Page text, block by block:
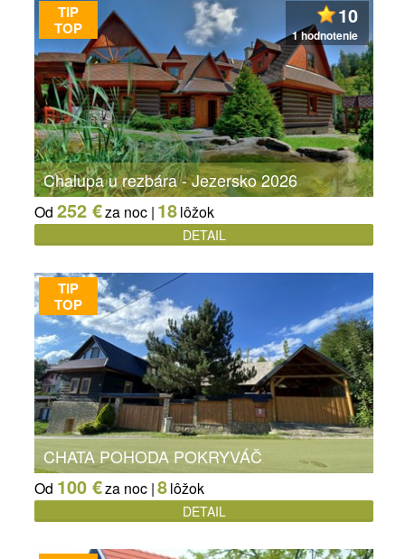
TIP
TOP
10
1 hodnotenie
Chalupa u rezbára - Jezersko 2026
Od 252 €za noc | 18lôžok
DETAIL
TIP
TOP
CHATA POHODA POKRYVÁČ
Od 100 €za noc |8lôžok
DETAIL